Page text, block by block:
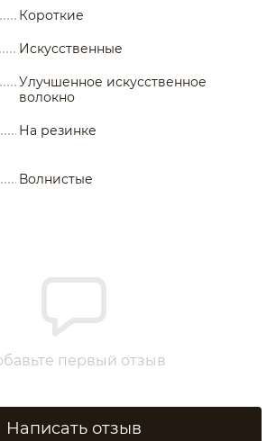
Короткие
Искусственные
Улучшенное искусственное
волокно
На резинке
Волнистые
первый отзыв
Написать отзыв